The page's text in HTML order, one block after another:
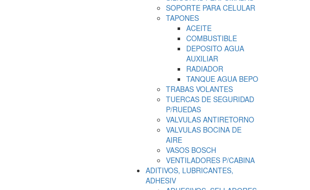
SOPORTE PARA CELULAR
TAPONES
ACEITE
COMBUSTIBLE
DEPOSITO AGUA
AUXILIAR
RADIADOR
TANQUE AGUA BEPO
TRABAS VOLANTES
TUERCAS DE SEGURIDAD
P/RUEDAS
VALVULAS ANTIRETORNO
VALVULAS BOCINA DE
AIRE
VASOS BOSCH
VENTILADORES P/CABINA
ADITIVOS, LUBRICANTES,
ADHESIV